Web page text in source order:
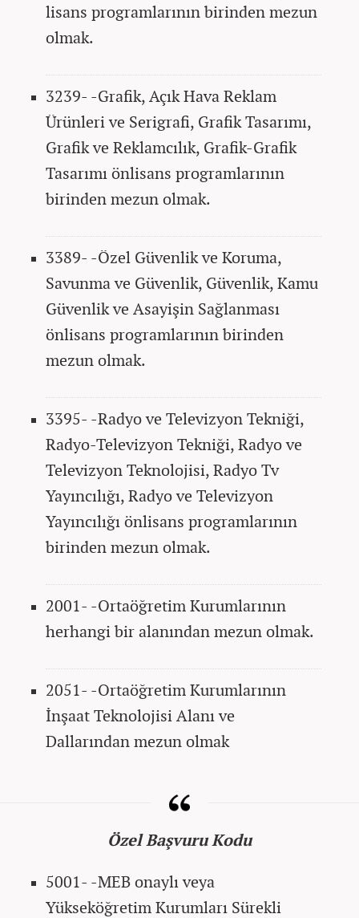
lisans programlarının birinden mezun
olmak.
3239- -Grafik, Açık Hava Reklam
Ürünleri ve Serigrafi, Grafik Tasarımı,
Grafik ve Reklamcılık, Grafik-Grafik
Tasarımı önlisans programlarının
birinden mezun olmak.
3389- -Özel Güvenlik ve Koruma,
Savunma ve Güvenlik, Güvenlik, Kamu
Güvenlik ve Asayişin Sağlanması
önlisans programlarının birinden
mezun olmak.
3395- -Radyo ve Televizyon Tekniği,
Radyo-Televizyon Tekniği, Radyo ve
Televizyon Teknolojisi, Radyo Tv
Yayıncılığı, Radyo ve Televizyon
Yayıncılığı önlisans programlarının
birinden mezun olmak.
2001- -Ortaöğretim Kurumlarının
herhangi bir alanından mezun olmak.
2051- -Ortaöğretim Kurumlarının
İnşaat Teknolojisi Alanı ve
Dallarından mezun olmak
Özel Başvuru Kodu
5001- -MEB onaylı veya
Yükseköğretim Kurumları Sürekli